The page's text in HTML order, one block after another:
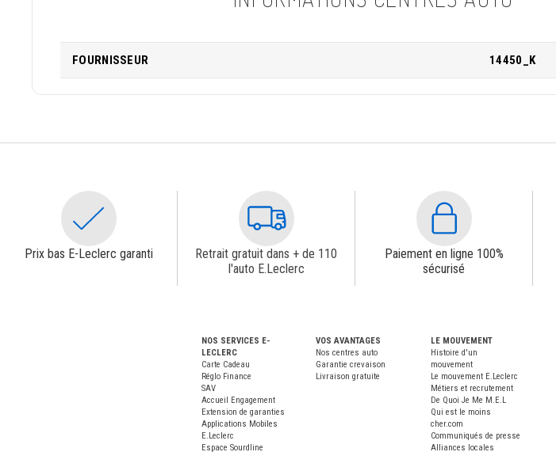
FOURNISSEUR 14450_K
Prix bas E-Leclerc garanti
Retrait gratuit dans + de 110
l'auto E.Leclerc
Paiement en ligne 100%
sécurisé
NOS SERVICES E-
LECLERC
Carte Cadeau
Réglo Finance
SAV
Accueil Engagement
Extension de garanties
Applications Mobiles
E.Leclerc
Espace Sourdline
VOS AVANTAGES
Nos centres auto
Garantie crevaison
Livraison gratuite
LE MOUVEMENT
Histoire d'un
mouvement
Le mouvement E.Leclerc
Métiers et recrutement
De Quoi Je Me M.E.L
Qui est le moins
cher.com
Communiqués de presse
Alliances locales